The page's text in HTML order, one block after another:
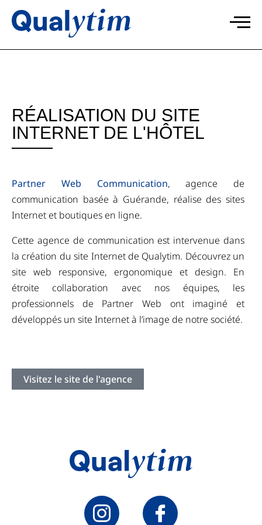
RÉALISATION DU SITE
INTERNET DE L'HÔTEL
Partner Web Communication, agence de
communication basée à Guérande, réalise des sites
Internet et boutiques en ligne.
Cette agence de communication est intervenue dans
la création du site Internet de Qualytim. Découvrez un
site web responsive, ergonomique et design. En
étroite collaboration avec nos équipes, les
professionnels de Partner Web ont imaginé et
développés un site Internet à l’image de notre société.
Visitez le site de l'agence